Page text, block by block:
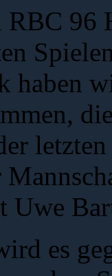
RBC
haben
Uwe
es